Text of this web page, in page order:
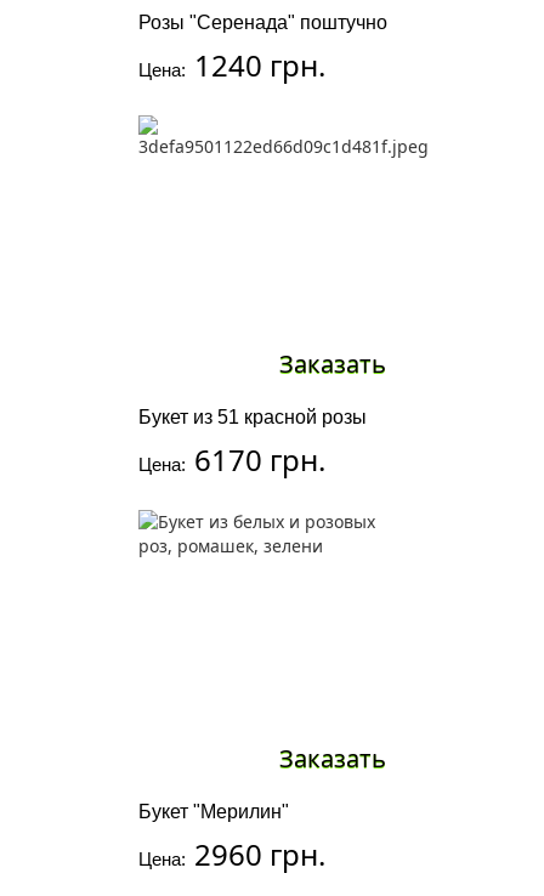
Розы "Серенада" поштучно
Цена: 1240 грн.
Букет из 51 красной розы
Цена: 6170 грн.
Заказать
Букет "Мерилин"
Цена: 2960 грн.
Заказать